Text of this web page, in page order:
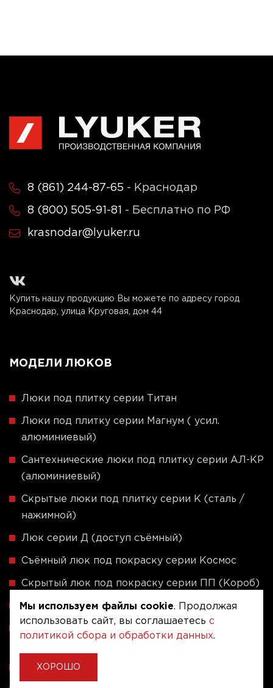
8 (861) 244-87-65 - Краснодар
8 (800) 505-91-81 - Бесплатно по РФ
krasnodar@lyuker.ru
Купить нашу продукцию Вы можете по адресу город
Краснодар, улица Круговая, дом 44
МОДЕЛИ ЛЮКОВ
Люки под плитку серии Титан
Люки под плитку серии Магнум ( усил.
алюминиевый)
Сантехнические люки под плитку серии АЛ-КР
(алюминиевый)
Скрытые люки под плитку серии K (сталь /
нажимной)
Люк серии Д (доступ съёмный)
Съёмный люк под покраску серии Космос
Скрытый люк под покраску серии ПП (Короб)
Люки под покраску и оклейку обоями серии У
Скрытые люки под плитку - Серия ЛПВК
Ревизионные люки серии A (сталь / присоска)
Мы используем файлы cookie. Продолжая
использовать сайт, вы соглашаетесь с
политикой сбора и обработки данных.
ХОРОШО